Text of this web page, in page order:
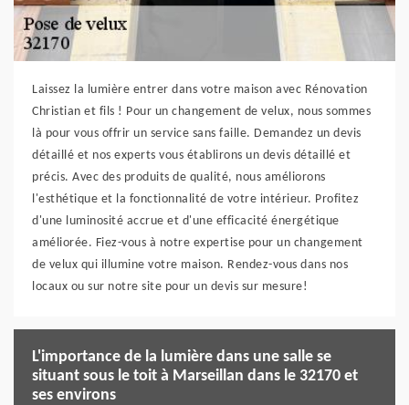
Laissez la lumière entrer dans votre maison avec Rénovation
Christian et fils ! Pour un changement de velux, nous sommes
là pour vous offrir un service sans faille. Demandez un devis
détaillé et nos experts vous établirons un devis détaillé et
précis. Avec des produits de qualité, nous améliorons
l'esthétique et la fonctionnalité de votre intérieur. Profitez
d'une luminosité accrue et d'une efficacité énergétique
améliorée. Fiez-vous à notre expertise pour un changement
de velux qui illumine votre maison. Rendez-vous dans nos
locaux ou sur notre site pour un devis sur mesure!
L'importance de la lumière dans une salle se
situant sous le toit à Marseillan dans le 32170 et
ses environs